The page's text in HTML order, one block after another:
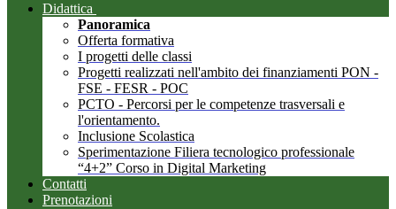
Didattica
Panoramica
Offerta formativa
I progetti delle classi
Progetti realizzati nell'ambito dei finanziamenti PON -
FSE - FESR - POC
PCTO - Percorsi per le competenze trasversali e
l'orientamento.
Inclusione Scolastica
Sperimentazione Filiera tecnologico professionale
“4+2” Corso in Digital Marketing
Contatti
Prenotazioni